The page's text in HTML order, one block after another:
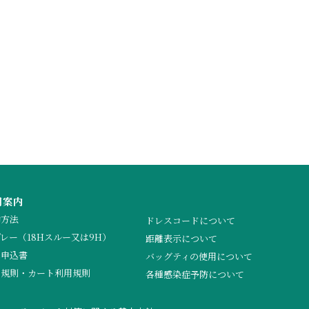
案内
法
ー（18Hスルー又は9H）
込書
則・カート利用規則
ドレスコードについて
距離表示について
バッグティの使用について
各種感染症予防について